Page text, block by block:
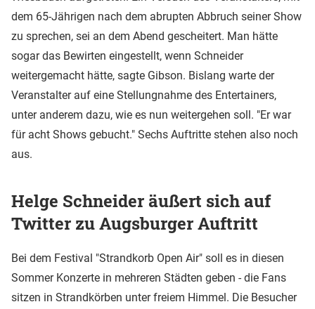
dem 65-Jährigen nach dem abrupten Abbruch seiner Show
zu sprechen, sei an dem Abend gescheitert. Man hätte
sogar das Bewirten eingestellt, wenn Schneider
weitergemacht hätte, sagte Gibson. Bislang warte der
Veranstalter auf eine Stellungnahme des Entertainers,
unter anderem dazu, wie es nun weitergehen soll. "Er war
für acht Shows gebucht." Sechs Auftritte stehen also noch
aus.
Helge Schneider äußert sich auf
Twitter zu Augsburger Auftritt
Bei dem Festival "Strandkorb Open Air" soll es in diesen
Sommer Konzerte in mehreren Städten geben - die Fans
sitzen in Strandkörben unter freiem Himmel. Die Besucher